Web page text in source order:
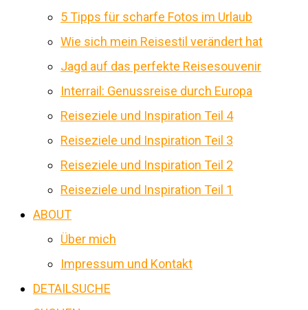
5 Tipps für scharfe Fotos im Urlaub
Wie sich mein Reisestil verändert hat
Jagd auf das perfekte Reisesouvenir
Interrail: Genussreise durch Europa
Reiseziele und Inspiration Teil 4
Reiseziele und Inspiration Teil 3
Reiseziele und Inspiration Teil 2
Reiseziele und Inspiration Teil 1
ABOUT
Über mich
Impressum und Kontakt
DETAILSUCHE